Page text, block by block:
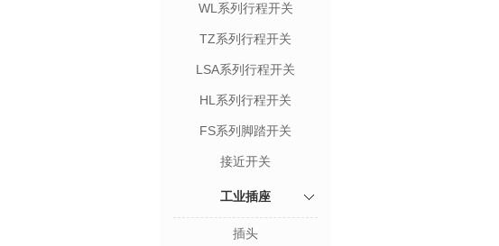
WL系列行程开关
TZ系列行程开关
LSA系列行程开关
HL系列行程开关
FS系列脚踏开关
接近开关
工业插座
插头